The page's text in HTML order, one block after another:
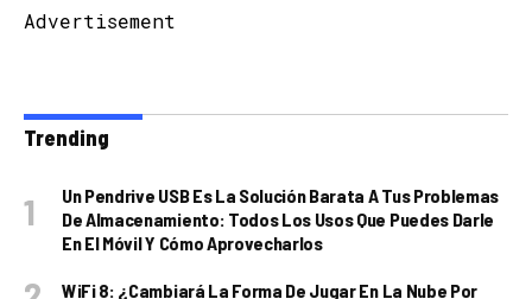
Advertisement
Trending
Un Pendrive USB Es La Solución Barata A Tus Problemas
De Almacenamiento: Todos Los Usos Que Puedes Darle
En El Móvil Y Cómo Aprovecharlos
WiFi 8: ¿cambiará La Forma De Jugar En La Nube Por